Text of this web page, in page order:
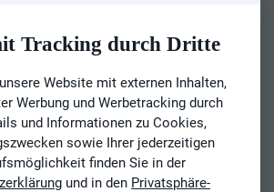
Tracking durch Dritte
Website mit externen Inhalten,
Werbung und Werbetracking durch
und Informationen zu Cookies,
sowie Ihrer jederzeitigen
finden Sie in der
und in den Privatsphäre-